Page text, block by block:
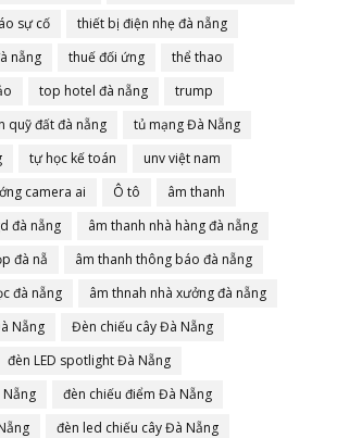
sự cố
thiết bị điện nhẹ đà nẵng
nẵng
thuế đối ứng
thể thao
top hotel đà nẵng
trump
quỹ đất đà nẵng
tủ mạng Đà Nẵng
tự học kế toán
unv việt nam
camera ai Ô tô
âm thanh
đà nẵng
âm thanh nhà hàng đà nẵng
đà nẵ
âm thanh thông báo đà nẵng
đà nẵng
âm thnah nhà xưởng đà nẵng
Nẵng
Đèn chiếu cây Đà Nẵng
đèn LED spotlight Đà Nẵng
Nẵng
đèn chiếu điểm Đà Nẵng
đèn led chiếu cây Đà Nẵng